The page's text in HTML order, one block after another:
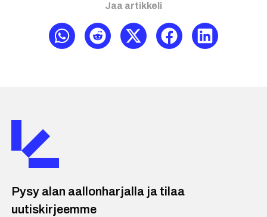
Jaa artikkeli
Pysy alan aallonharjalla ja tilaa
uutiskirjeemme